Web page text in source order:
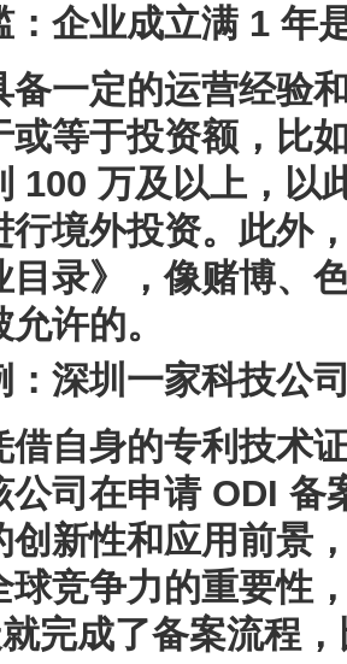
：企业成立满 1 年
备一定的运营经验
或等于投资额，比
100 万及以上，以
行境外投资。此外
目录》，像赌博、
许的。
：深圳一家科技公
借自身的专利技术
公司在申请 ODI 备
创新性和应用前景
球竞争力的重要性
完成了备案流程